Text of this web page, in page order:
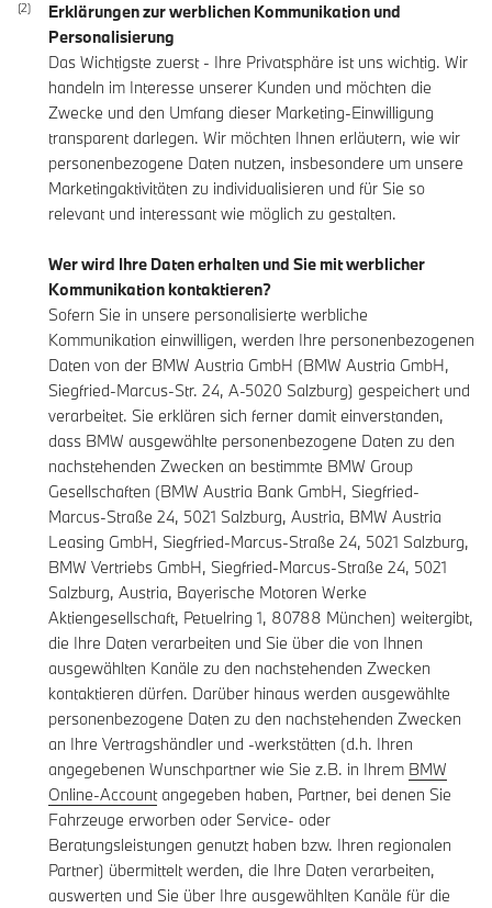
Erklärungen zur werblichen Kommunikation und
Personalisierung
Das Wichtigste zuerst - Ihre Privatsphäre ist uns wichtig. Wir
handeln im Interesse unserer Kunden und möchten die
Zwecke und den Umfang dieser Marketing-Einwilligung
transparent darlegen. Wir möchten Ihnen erläutern, wie wir
personenbezogene Daten nutzen, insbesondere um unsere
Marketingaktivitäten zu individualisieren und für Sie so
relevant und interessant wie möglich zu gestalten.
Wer wird Ihre Daten erhalten und Sie mit werblicher
Kommunikation kontaktieren?
Sofern Sie in unsere personalisierte werbliche
Kommunikation einwilligen, werden Ihre personenbezogenen
Daten von der BMW Austria GmbH (BMW Austria GmbH,
Siegfried-Marcus-Str. 24, A-5020 Salzburg) gespeichert und
verarbeitet. Sie erklären sich ferner damit einverstanden,
dass BMW ausgewählte personenbezogene Daten zu den
nachstehenden Zwecken an bestimmte BMW Group
Gesellschaften (BMW Austria Bank GmbH, Siegfried-
Marcus-Straße 24, 5021 Salzburg, Austria, BMW Austria
Leasing GmbH, Siegfried-Marcus-Straße 24, 5021 Salzburg,
BMW Vertriebs GmbH, Siegfried-Marcus-Straße 24, 5021
Salzburg, Austria, Bayerische Motoren Werke
Aktiengesellschaft, Petuelring 1, 80788 München) weitergibt,
die Ihre Daten verarbeiten und Sie über die von Ihnen
ausgewählten Kanäle zu den nachstehenden Zwecken
kontaktieren dürfen. Darüber hinaus werden ausgewählte
personenbezogene Daten zu den nachstehenden Zwecken
an Ihre Vertragshändler und -werkstätten (d.h. Ihren
angegebenen Wunschpartner wie Sie z.B. in Ihrem BMW
Online-Accountangegeben haben, Partner, bei denen Sie
Fahrzeuge erworben oder Service- oder
Beratungsleistungen genutzt haben bzw. Ihren regionalen
Partner) übermittelt werden, die Ihre Daten verarbeiten,
auswerten und Sie über Ihre ausgewählten Kanäle für die